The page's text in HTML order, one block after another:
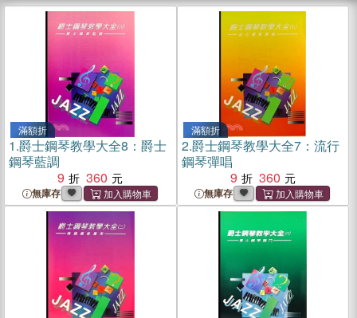
滿額折
1.爵士鋼琴教學大全8：爵士
鋼琴藍調
9
360
無庫存
滿額折
2.爵士鋼琴教學大全7：流行
鋼琴彈唱
9
360
無庫存